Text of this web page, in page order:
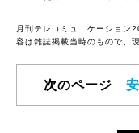
月刊テレコミュニケーション
容は雑誌掲載当時のもので、
次のページ